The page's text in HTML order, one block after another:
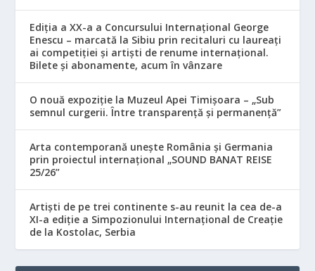
Ediția a XX-a a Concursului Internațional George
Enescu – marcată la Sibiu prin recitaluri cu laureați
ai competiției și artiști de renume internațional.
Bilete și abonamente, acum în vânzare
O nouă expoziție la Muzeul Apei Timișoara – „Sub
semnul curgerii. Între transparență și permanență”
Arta contemporană unește România și Germania
prin proiectul internațional „SOUND BANAT REISE
25/26”
Artiști de pe trei continente s-au reunit la cea de-a
XI-a ediție a Simpozionului Internațional de Creație
de la Kostolac, Serbia